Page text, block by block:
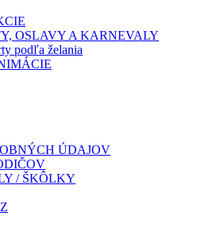
OSLAVY A KARNEVALY
podľa želania
ÚDAJOV
/ ŠKÔLKY